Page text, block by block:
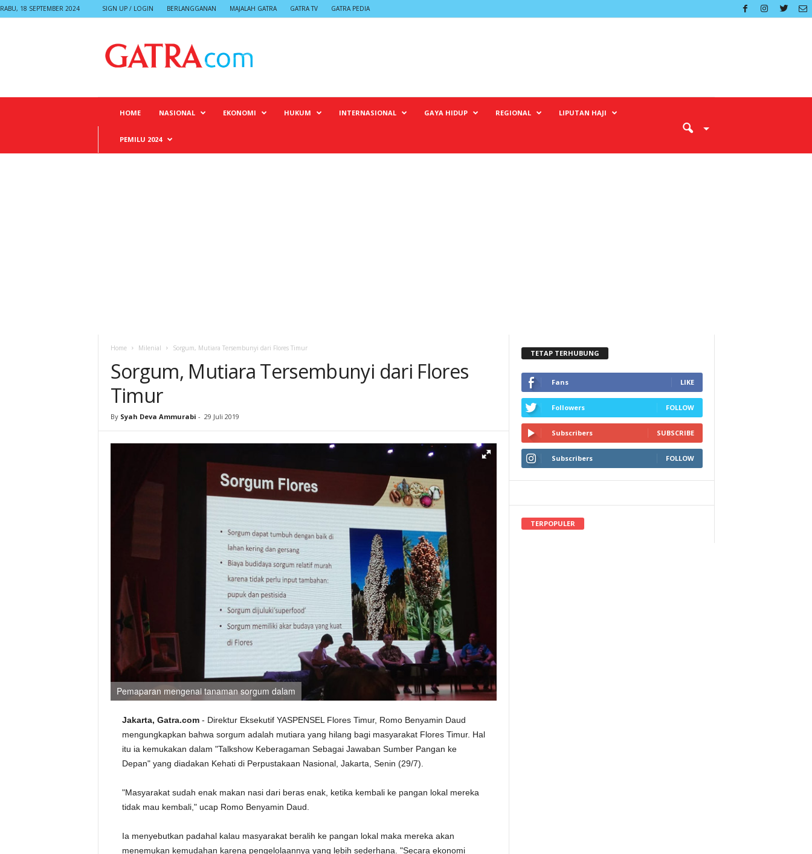
RABU, 18 SEPTEMBER 2024 SIGN UP / LOGIN BERLANGGANAN MAJALAH GATRA GATRA TV GATRA PEDIA
HOME NASIONAL EKONOMI HUKUM INTERNASIONAL GAYA HIDUP REGIONAL LIPUTAN HAJI
PEMILU 2024
Home Milenial Sorgum, Mutiara Tersembunyi dari Flores Timur
Sorgum, Mutiara Tersembunyi dari Flores
Timur
By Syah Deva Ammurabi - 29 Juli 2019
Pemaparan mengenai tanaman sorgum dalam
Jakarta, Gatra.com- Direktur Eksekutif YASPENSEL Flores Timur, Romo Benyamin Daud
mengungkapkan bahwa sorgum adalah mutiara yang hilang bagi masyarakat Flores Timur. Hal
itu ia kemukakan dalam "Talkshow Keberagaman Sebagai Jawaban Sumber Pangan ke
Depan" yang diadakan Kehati di Perpustakaan Nasional, Jakarta, Senin (29/7).
"Masyarakat sudah enak makan nasi dari beras enak, ketika kembali ke pangan lokal mereka
tidak mau kembali," ucap Romo Benyamin Daud.
Ia menyebutkan padahal kalau masyarakat beralih ke pangan lokal maka mereka akan
menemukan kemudahan karena pengelolaannya yang lebih sederhana. "Secara ekonomi
TETAP TERHUBUNG
Fans LIKE
Followers FOLLOW
Subscribers SUBSCRIBE
Subscribers FOLLOW